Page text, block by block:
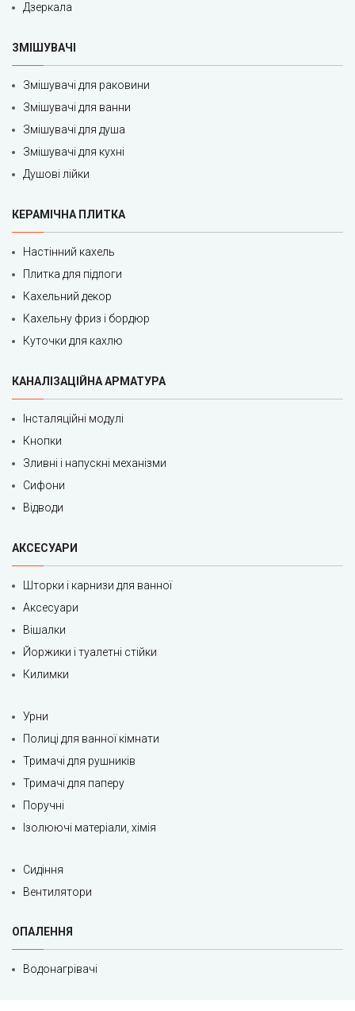
Дзеркала
ЗМІШУВАЧІ
Змішувачі для раковини
Змішувачі для ванни
Змішувачі для душа
Змішувачі для кухні
Душові лійки
КЕРАМІЧНА ПЛИТКА
Настінний кахель
Плитка для підлоги
Кахельний декор
Кахельну фриз і бордюр
Куточки для кахлю
КАНАЛІЗАЦІЙНА АРМАТУРА
Інсталяційні модулі
Кнопки
Зливні і напускні механізми
Сифони
Відводи
АКСЕСУАРИ
Шторки і карнизи для ванної
Аксесуари
Вішалки
Йоржики і туалетні стійки
Килимки
Урни
Полиці для ванної кімнати
Тримачі для рушників
Тримачі для паперу
Поручні
Ізолюючі матеріали, хімія
Сидіння
Вентилятори
ОПАЛЕННЯ
Водонагрівачі